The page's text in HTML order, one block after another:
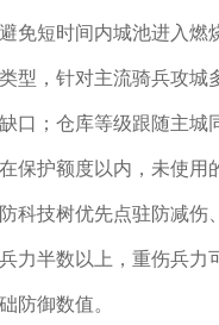
免短时间内城池进入
型，针对主流骑兵攻
口；仓库等级跟随主
保护额度以内，未使
科技树优先点驻防减
力半数以上，重伤兵
防御数值。